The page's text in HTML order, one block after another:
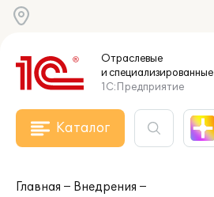
Отраслевые
и специализированные
1С:Предприятие
Каталог
Главная
Внедрения